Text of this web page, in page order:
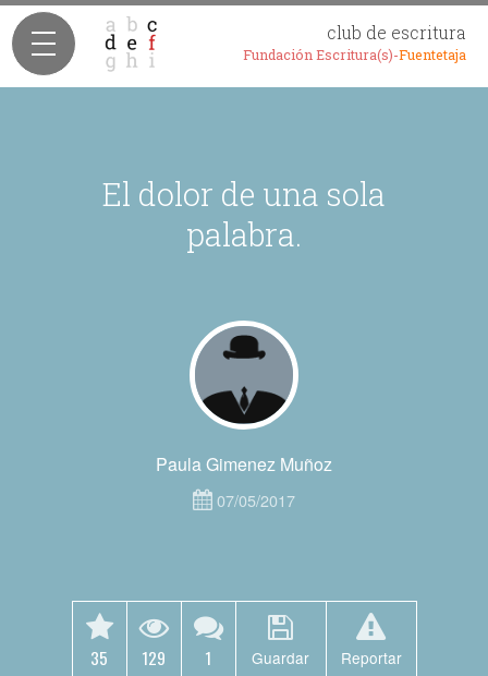
club de escritura
Fundación Escritura(s)-Fuentetaja
El dolor de una sola
palabra.
Paula Gimenez Muñoz
07/05/2017
35 129 1 Guardar Reportar